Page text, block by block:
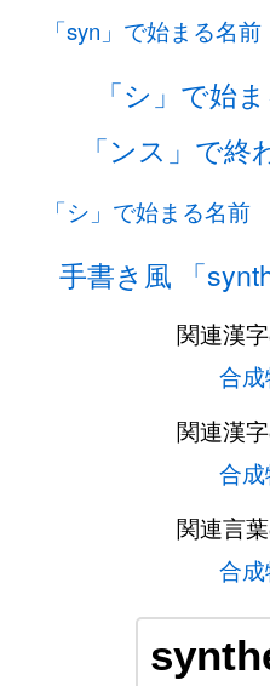
「syn」で始まる名前
「シ」で始
「ンス」で
「シ」で始まる名前
手書き風 「
関連漢
合
関連漢
合
関連言
合